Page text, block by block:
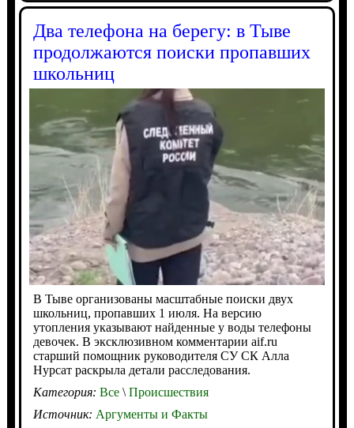
Два телефона на берегу: в Тыве
продолжаются поиски пропавших
школьниц
В Тыве организованы масштабные поиски двух
школьниц, пропавших 1 июля. На версию
утопления указывают найденные у воды телефоны
девочек. В эксклюзивном комментарии aif.ru
старший помощник руководителя СУ СК Алла
Нурсат раскрыла детали расследования.
Категория: Все\Происшествия
Источник: Аргументы и Факты